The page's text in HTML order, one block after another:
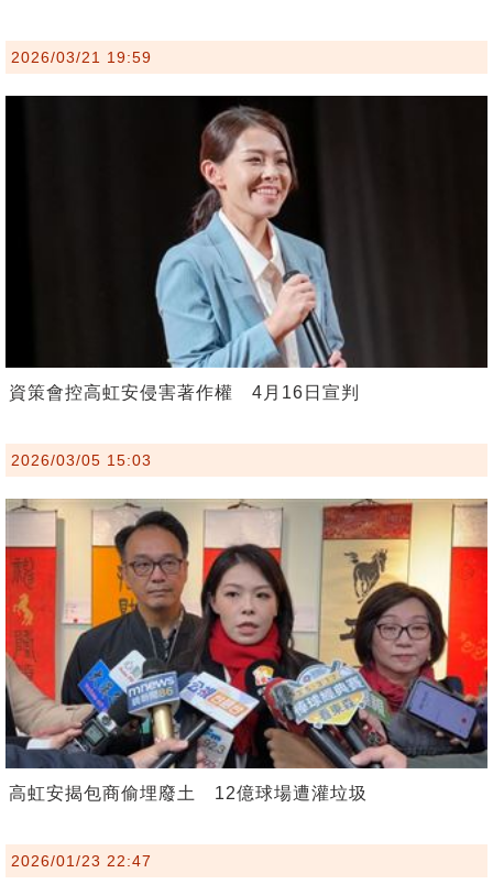
2026/03/21 19:59
資策會控高虹安侵害著作權 4月16日宣判
2026/03/05 15:03
高虹安揭包商偷埋廢土 12億球場遭灌垃圾
2026/01/23 22:47